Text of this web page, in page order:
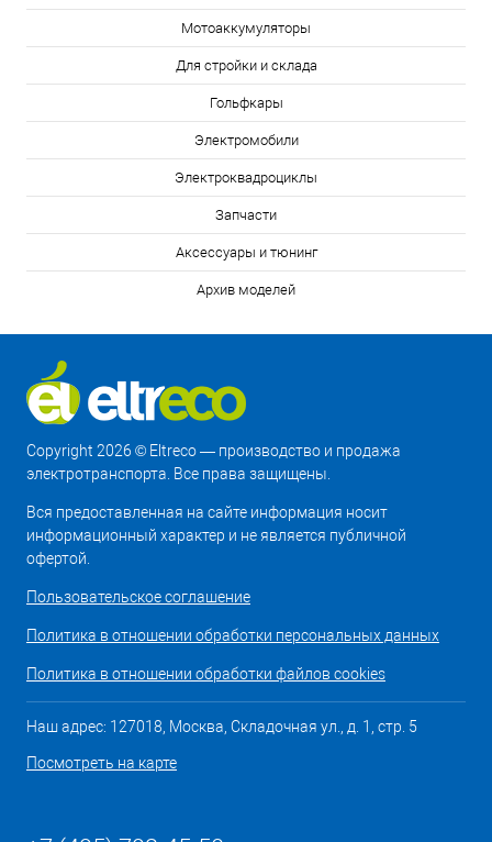
Мотоаккумуляторы
Для стройки и склада
Гольфкары
Электромобили
Электроквадроциклы
Запчасти
Аксессуары и тюнинг
Архив моделей
Copyright 2026 © Eltreco — производство и продажа
электротранспорта. Все права защищены.
Вся предоставленная на сайте информация носит
информационный характер и не является публичной
офертой.
Пользовательское соглашение
Политика в отношении обработки персональных данных
Политика в отношении обработки файлов cookies
Наш адрес: 127018, Москва, Складочная ул., д. 1, стр. 5
Посмотреть на карте